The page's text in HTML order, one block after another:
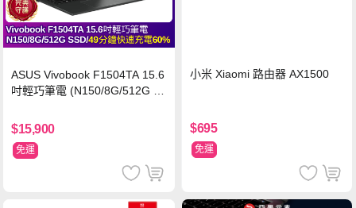
ASUS Vivobook F1504TA 15.6
吋輕巧筆電 (N150/8G/512G S
$15,900
免運
小米 Xiaomi 路由器 AX1500
$695
免運